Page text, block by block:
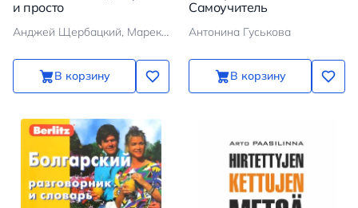
и просто
Анджей Щербацкий, Марек Котовский
В корзину
Самоучитель
Антонина Гуськова
В корзину